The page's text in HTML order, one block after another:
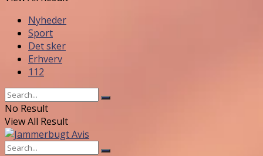
Nyheder
Sport
Det sker
Erhverv
112
No Result
View All Result